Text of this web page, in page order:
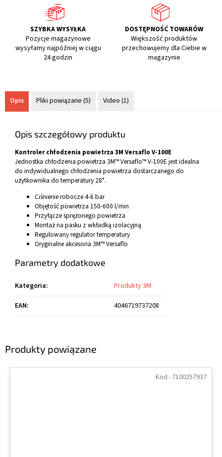
SZYBKA WYSYŁKA
Pozycje magazynowe
wysyłamy najpóźniej w ciągu
24 godzin
DOSTĘPNOŚĆ TOWARÓW
Większość produktów
przechowujemy dla Ciebie w
magazynie
Produkty powiązane
Kod : 7100257937
Opis Pliki powiązane (5) Video (1)
Opis szczegółowy produktu
Kontroler chłodzenia powietrza 3M Versaflo V-100E
Jednostka chłodzenia powietrza 3M™ Versaflo™ V-100E jest idealna
do indywidualnego chłodzenia powietrza dostarczanego do
użytkownika do temperatury 28°.
Ciśnienie robocze 4-6 bar
Objętość powietrza 150-600 l/min
Przyłącze sprężonego powietrza
Montaż na pasku z wkładką izolacyjną
Regulowany regulator temperatury
Oryginalne akcesoria 3M™ Versaflo
Parametry dodatkowe
Kategoria:
Produkty 3M
EAN: 4046719737208